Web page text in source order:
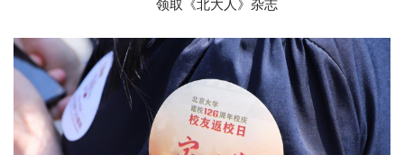
领取《北大人》杂志